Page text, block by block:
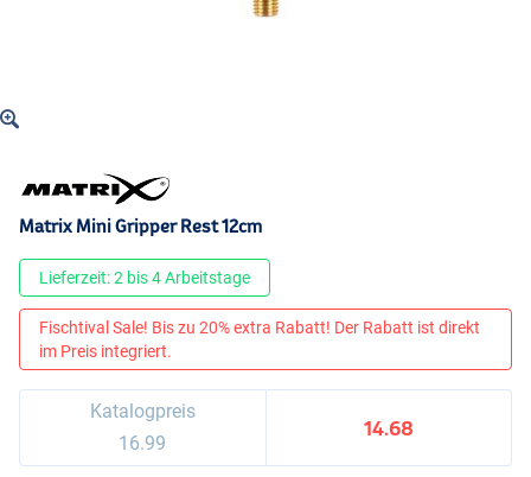
Matrix Mini Gripper Rest 12cm
Lieferzeit: 2 bis 4 Arbeitstage
Fischtival Sale! Bis zu 20% extra Rabatt! Der Rabatt ist direkt
im Preis integriert.
Katalogpreis
16.99
14.68